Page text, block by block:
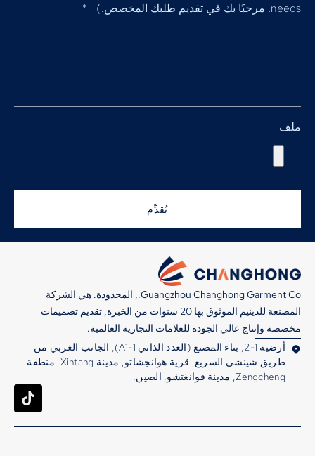
needs. مرحبًا بك في تقديم طلبك المخصص.） *
ملف
يُقدِّم
Guangzhou Changhong Garment Co., المحدودة. هي الشركة
المصنعة للدينيم الموثوق بها 20 سنوات من الخبرة, تقديم تصميمات
مخصصة وإنتاج عالي الجودة للعلامات التجارية العالمية.
أرضية 1-2, بناء المصنع (العدد الذاتي A1-1), الجانب الغربي من
طريق شينشي السريع, قرية هوانجشاتو, مدينة Xintang, منطقة
Zengcheng, مدينة قوانغتشو, الصين.